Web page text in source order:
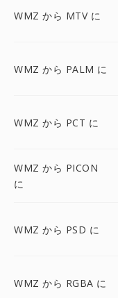
WMZ から MTV に
WMZ から PALM に
WMZ から PCT に
WMZ から PICON
に
WMZ から PSD に
WMZ から RGBA に